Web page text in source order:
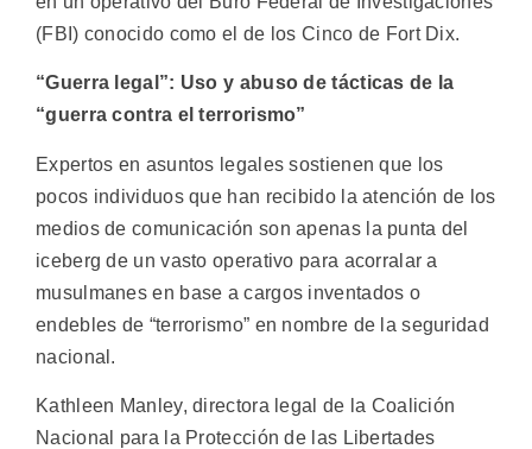
(FBI) conocido como el de los Cinco de Fort Dix.
“Guerra legal”: Uso y abuso de tácticas de la
“guerra contra el terrorismo”
Expertos en asuntos legales sostienen que los
pocos individuos que han recibido la atención de los
medios de comunicación son apenas la punta del
iceberg de un vasto operativo para acorralar a
musulmanes en base a cargos inventados o
endebles de “terrorismo” en nombre de la seguridad
nacional.
Kathleen Manley, directora legal de la Coalición
Nacional para la Protección de las Libertades